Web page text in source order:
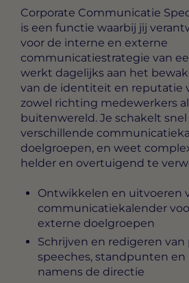
Corporate Communicatie
is een functie waarbij jij
voor de interne en externe
communicatiestrategie van
werkt dagelijks aan het
van de identiteit en reputatie
zowel richting medewerkers
buitenwereld. Je schakelt
verschillende
doelgroepen, en weet
helder en overtuigend te
Ontwikkelen en uitvoeren
communicatiekalender
externe doelgroepen
Schrijven en redigeren
speeches, standpunten
namens de directie